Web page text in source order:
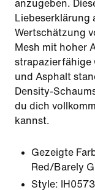
anzugeben.
Liebeserklärung
Wertschätzung
Mesh mit hoher
strapazierfähige
und Asphalt
Density-
du dich
kannst.
Gezeigte
Red/Barely
Style: